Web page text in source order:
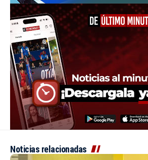
Noticias relacionadas